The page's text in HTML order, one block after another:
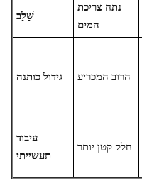
שָׁלָב
נתח צריכת
המים
גידול כותנה הרוב המכריע
עיבוד
תעשייתי
חלק קטן יותר